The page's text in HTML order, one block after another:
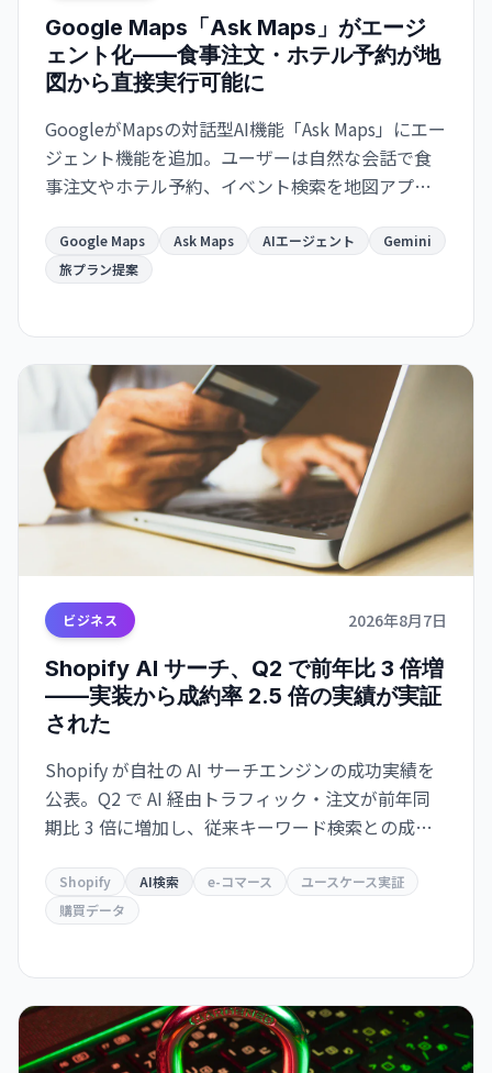
Google Maps「Ask Maps」がエージ
ェント化——食事注文・ホテル予約が地
図から直接実行可能に
GoogleがMapsの対話型AI機能「Ask Maps」にエー
ジェント機能を追加。ユーザーは自然な会話で食
事注文やホテル予約、イベント検索を地図アプリ
画がより便利になります。
Google Maps Ask Maps AIエージェント
Gemini
旅プラン提案
ビジネス 2026年8月7日
Shopify AI サーチ、Q2 で前年比 3 倍増
——実装から成約率 2.5 倍の実績が実証
された
Shopify が自社の AI サーチエンジンの成功実績を
公表。Q2 で AI 経由トラフィック・注文が前年同
期比 3 倍に増加し、従来キーワード検索との成約
唆。Shopify AI検索 e-コマース
ユースケース実証
購買データ